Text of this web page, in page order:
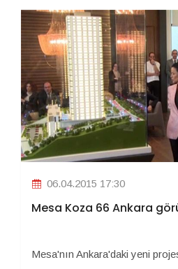
06.04.2015 17:30
Mesa Koza 66 Ankara
Mesa'nın Ankara'daki yeni